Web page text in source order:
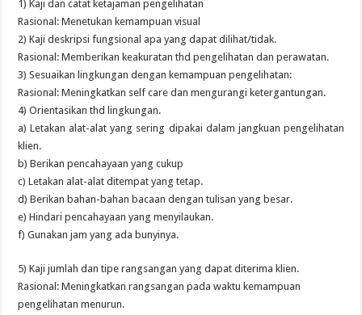
1) Kaji dan catat ketajaman pengelihatan
Rasional: Menetukan kemampuan visual
2) Kaji deskripsi fungsional apa yang dapat dilihat/tidak.
Rasional: Memberikan keakuratan thd pengelihatan dan perawatan.
3) Sesuaikan lingkungan dengan kemampuan pengelihatan:
Rasional: Meningkatkan self care dan mengurangi ketergantungan.
4) Orientasikan thd lingkungan.
a) Letakan alat-alat yang sering dipakai dalam jangkuan pengelihatan
klien.
b) Berikan pencahayaan yang cukup
c) Letakan alat-alat ditempat yang tetap.
d) Berikan bahan-bahan bacaan dengan tulisan yang besar.
e) Hindari pencahayaan yang menyilaukan.
f) Gunakan jam yang ada bunyinya.
5) Kaji jumlah dan tipe rangsangan yang dapat diterima klien.
Rasional: Meningkatkan rangsangan pada waktu kemampuan
pengelihatan menurun.